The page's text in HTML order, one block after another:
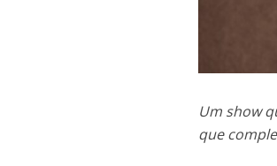
Um show
que